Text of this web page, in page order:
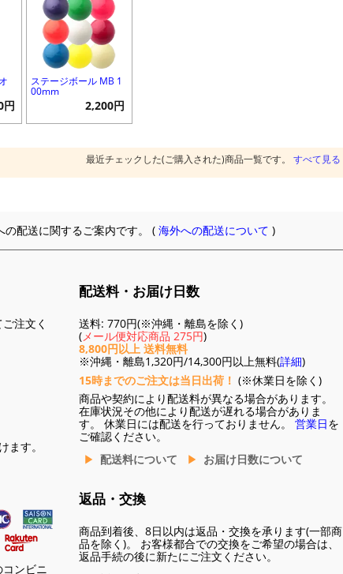
円
ステージボール MB 1
00mm
2,200円
最近チェックした(ご購入された)商品一覧です。 すべて見る
の配送に関するご案内です。 (海外への配送について )
注文く
ます。
ンビニ
配送料・お届け日数
送料: 770円(※沖縄・離島を除く)
(メール便対応商品 275円)
8,800円以上 送料無料
※沖縄・離島1,320円/14,300円以上無料(詳細)
15時までのご注文は当日出荷！ (※休業日を除く)
商品や契約により配送料が異なる場合があります。
在庫状況その他により配送が遅れる場合がありま
す。 休業日には配送を行っておりません。 営業日を
ご確認ください。
配送料について
お届け日数について
返品・交換
商品到着後、8日以内は返品・交換を承ります(一部商
品を除く)。 お客様都合での交換をご希望の場合は、
返品手続の後に新たにご注文ください。